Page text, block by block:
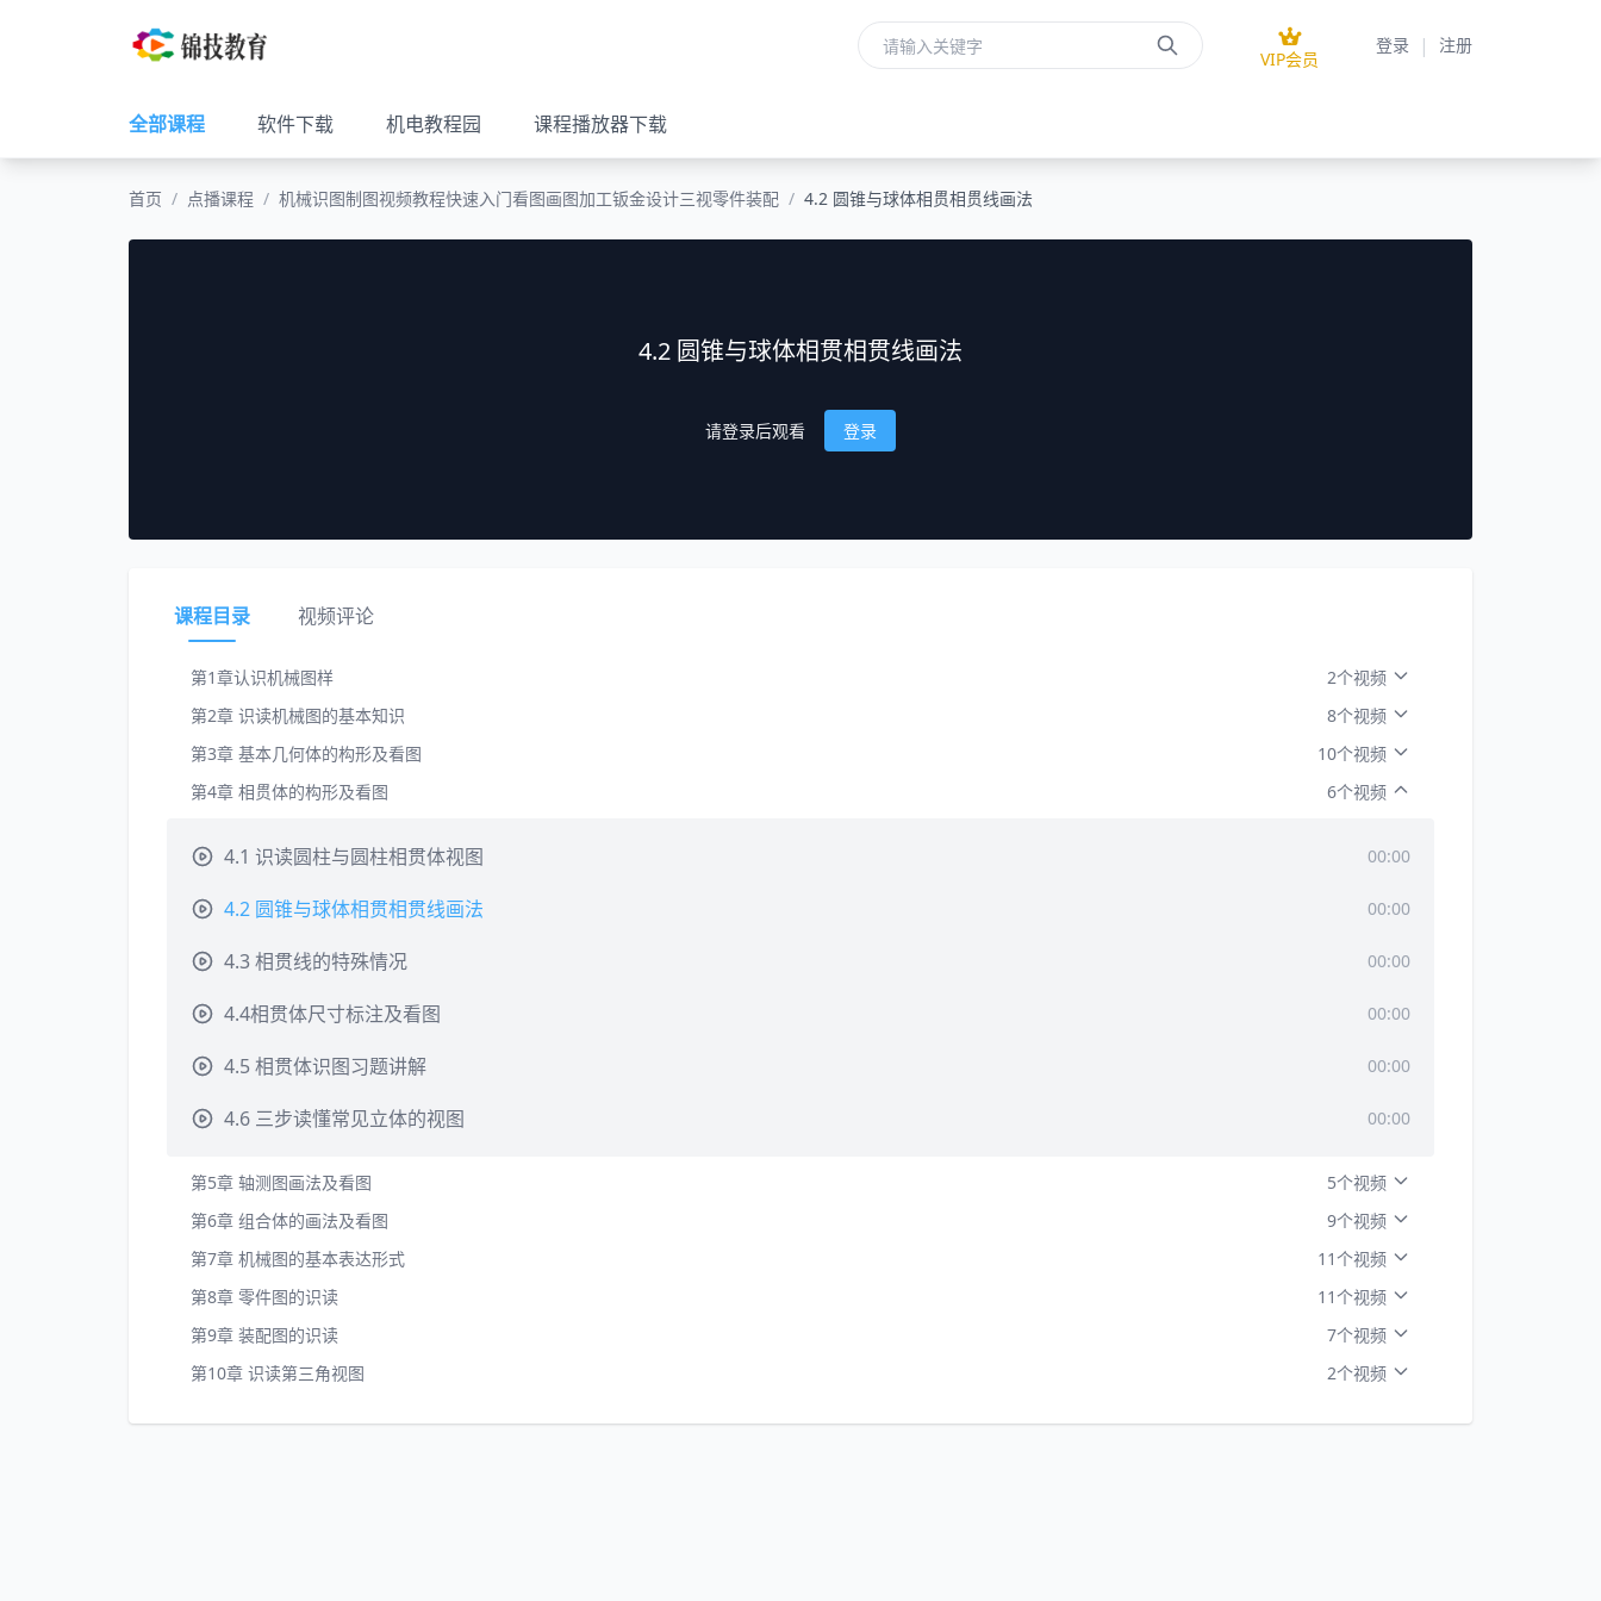
VIP会员
登录 | 注册
全部课程 软件下载 机电教程园 课程播放器下载
首页 / 点播课程 / 机械识图制图视频教程快速入门看图画图加工钣金设计三视零件装配 / 4.2 圆锥与球体相贯相贯线画法
4.2 圆锥与球体相贯相贯线画法
请登录后观看 登录
课程目录 视频评论
第1章认识机械图样
2个视频
第2章 识读机械图的基本知识
8个视频
第3章 基本几何体的构形及看图
10个视频
第4章 相贯体的构形及看图
6个视频
4.1 识读圆柱与圆柱相贯体视图 00:00
4.2 圆锥与球体相贯相贯线画法 00:00
4.3 相贯线的特殊情况 00:00
4.4相贯体尺寸标注及看图 00:00
4.5 相贯体识图习题讲解 00:00
4.6 三步读懂常见立体的视图 00:00
第5章 轴测图画法及看图
5个视频
第6章 组合体的画法及看图
9个视频
第7章 机械图的基本表达形式
11个视频
第8章 零件图的识读
11个视频
第9章 装配图的识读
7个视频
第10章 识读第三角视图
2个视频